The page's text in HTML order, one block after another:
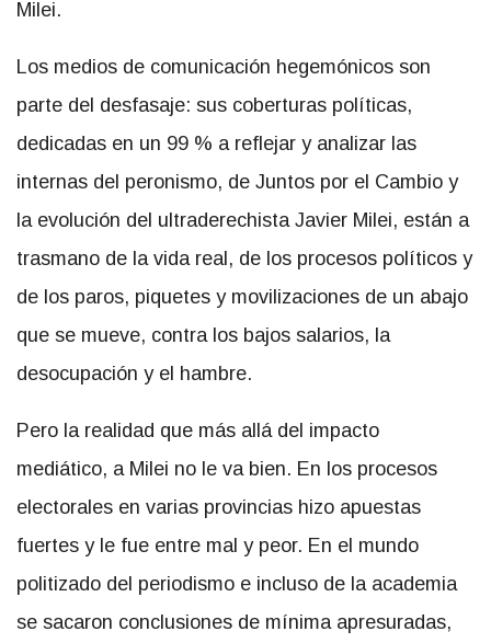
Milei.
Los medios de comunicación hegemónicos son
parte del desfasaje: sus coberturas políticas,
dedicadas en un 99 % a reflejar y analizar las
internas del peronismo, de Juntos por el Cambio y
la evolución del ultraderechista Javier Milei, están a
trasmano de la vida real, de los procesos políticos y
de los paros, piquetes y movilizaciones de un abajo
que se mueve, contra los bajos salarios, la
desocupación y el hambre.
Pero la realidad que más allá del impacto
mediático, a Milei no le va bien. En los procesos
electorales en varias provincias hizo apuestas
fuertes y le fue entre mal y peor. En el mundo
politizado del periodismo e incluso de la academia
se sacaron conclusiones de mínima apresuradas,